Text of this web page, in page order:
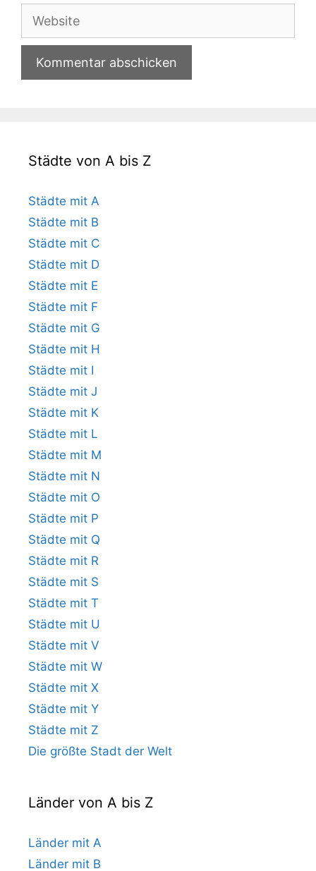
Adresse
Website
Städte von A bis Z
Städte mit A
Städte mit B
Städte mit C
Städte mit D
Städte mit E
Städte mit F
Städte mit G
Städte mit H
Städte mit I
Städte mit J
Städte mit K
Städte mit L
Städte mit M
Städte mit N
Städte mit O
Städte mit P
Städte mit Q
Städte mit R
Städte mit S
Städte mit T
Städte mit U
Städte mit V
Städte mit W
Städte mit X
Städte mit Y
Städte mit Z
Die größte Stadt der Welt
Länder von A bis Z
Länder mit A
Länder mit B